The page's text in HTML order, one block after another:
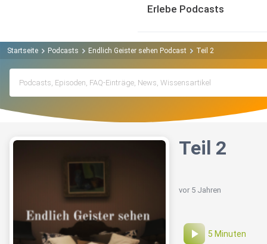
Erlebe Podcasts
Startseite Podcasts Endlich Geister sehen Podcast Teil 2
Teil 2
vor 5 Jahren
5 Minuten